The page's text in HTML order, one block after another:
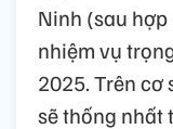
Ninh (sau
nhiệm vụ
2025. Trên cơ
sẽ thống nhất